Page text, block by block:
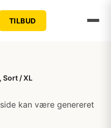
TILBUD
Sort / XL
kan være genereret